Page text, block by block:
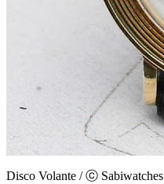
Disco Volante / ⓒ Sabiwatches